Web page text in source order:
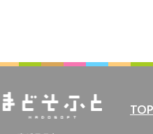
TOP